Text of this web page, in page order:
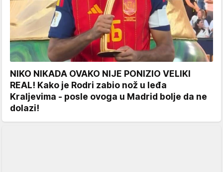
NIKO NIKADA OVAKO NIJE PONIZIO VELIKI
REAL! Kako je Rodri zabio nož u leđa
Kraljevima - posle ovoga u Madrid bolje da ne
dolazi!